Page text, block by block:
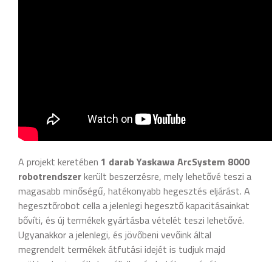
A projekt keretében 1 darab Yaskawa ArcSystem 8000
robotrendszerkerült beszerzésre, mely lehetővé teszi a
magasabb minőségű, hatékonyabb hegesztés eljárást. A
hegesztőrobot cella a jelenlegi hegesztő kapacitásainkat
bővíti, és új termékek gyártásba vételét teszi lehetővé.
Ugyanakkor a jelenlegi, és jövőbeni vevőink által
megrendelt termékek átfutási idejét is tudjuk majd